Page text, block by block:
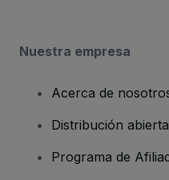
Nuestra empresa
Acerca de
Distribución abierta
Programa de